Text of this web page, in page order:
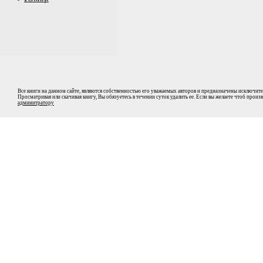
Все книги на данном сайте, являются собственностью его уважаемых авторов и предназначены
Просматривая или скачивая книгу, Вы обязуетесь в течении суток удалить ее. Если вы желаете чтоб
админитратору